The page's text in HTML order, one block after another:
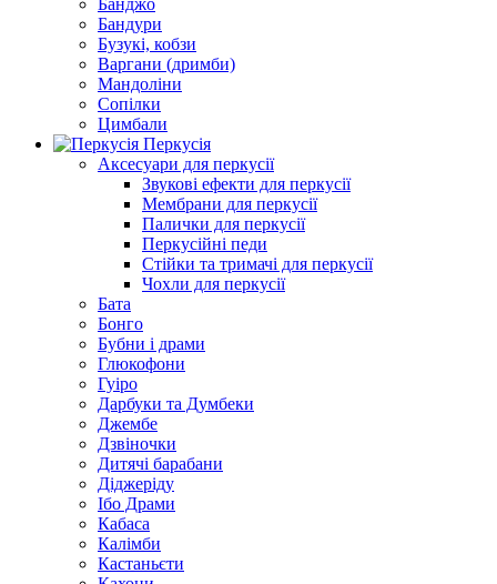
Банджо
Бандури
Бузукі, кобзи
Варгани (дримби)
Мандоліни
Сопілки
Цимбали
Перкусія
Аксесуари для перкусії
Звукові ефекти для перкусії
Мембрани для перкусії
Палички для перкусії
Перкусійні педи
Стійки та тримачі для перкусії
Чохли для перкусії
Бата
Бонго
Бубни і драми
Глюкофони
Гуіро
Дарбуки та Думбеки
Джембе
Дзвіночки
Дитячі барабани
Діджеріду
Ібо Драми
Кабаса
Калімби
Кастаньєти